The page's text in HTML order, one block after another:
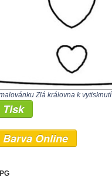
Zlá královna k vytisknutí
Tisk
Barva Online